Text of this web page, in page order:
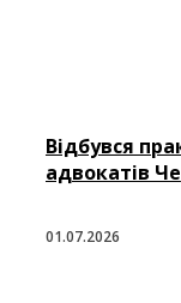
Відбувся
адвокатів
01.07.2026